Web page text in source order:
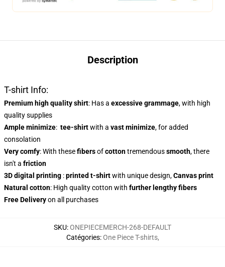
Description
T-shirt Info:
Premium high quality shirt: Has a excessive grammage, with high
quality supplies
Ample minimize: tee-shirtwith a vast minimize, for added
consolation
Very comfy: With thesefibersofcottontremendoussmooth, there
isn't a friction
3D digital printing :printed t-shirtwith unique design,Canvas print
Natural cotton: High quality cotton with further lengthy fibers
Free Deliveryon all purchases
SKU:ONEPIECEMERCH-268-DEFAULT
Catégories:One Piece T-shirts,